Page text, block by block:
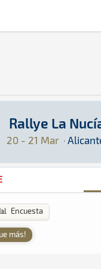
Rallye La
20 - 21 Mar ·
· S-CER:
📊 Encuesta
más!